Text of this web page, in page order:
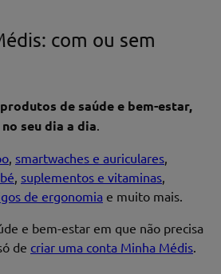
com ou sem
produtos de saúde e bem-estar,
seu dia a dia.
, smartwaches e auriculares,
, suplementos e vitaminas,
de ergonomia e muito mais.
e bem-estar em que não precisa
de criar uma conta Minha Médis.